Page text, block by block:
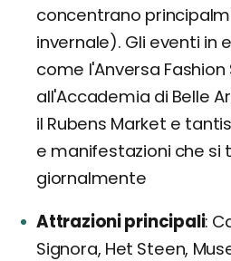
concentrano
invernale). Gli eventi in
come l'Anversa Fashion
all'Accademia di Belle
il Rubens Market e
e manifestazioni che si
giornalmente
Attrazioni principali
Signora, Het Steen,